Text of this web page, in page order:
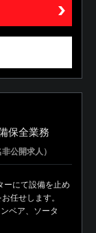
保全業務
公開求人）
ーにて設備を止め
任せします。
ベア、ソータ